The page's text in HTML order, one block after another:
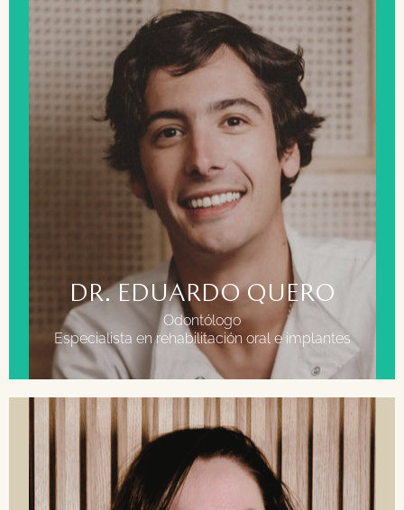
DR. EDUARDO QUERO
Odontólogo
Especialista en rehabilitación oral e implantes
FORMACIÓN
Grado en odontología Universidad CEU San
Pablo.
Master en rehabilitación estética de alta
complejidad. UCAM Autran Academy.